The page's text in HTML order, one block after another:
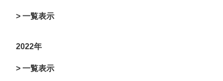
> 一覧表示
2022年
> 一覧表示